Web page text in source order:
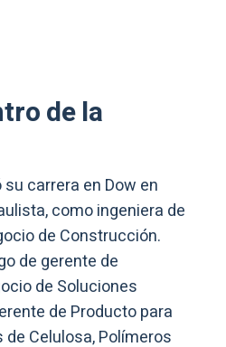
de la
carrera en Dow en
como ingeniera de
de Construcción.
de gerente de
de Soluciones
de Producto para
Celulosa, Polímeros